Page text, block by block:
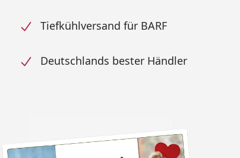
Tiefkühlversand für BARF
Deutschlands bester Händler